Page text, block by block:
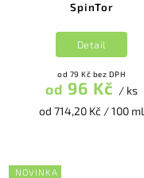
SpinTor
od 79 Kč bez DPH
od 96 Kč / ks
od 714,20 Kč / 100 ml
Detail
NOVINKA